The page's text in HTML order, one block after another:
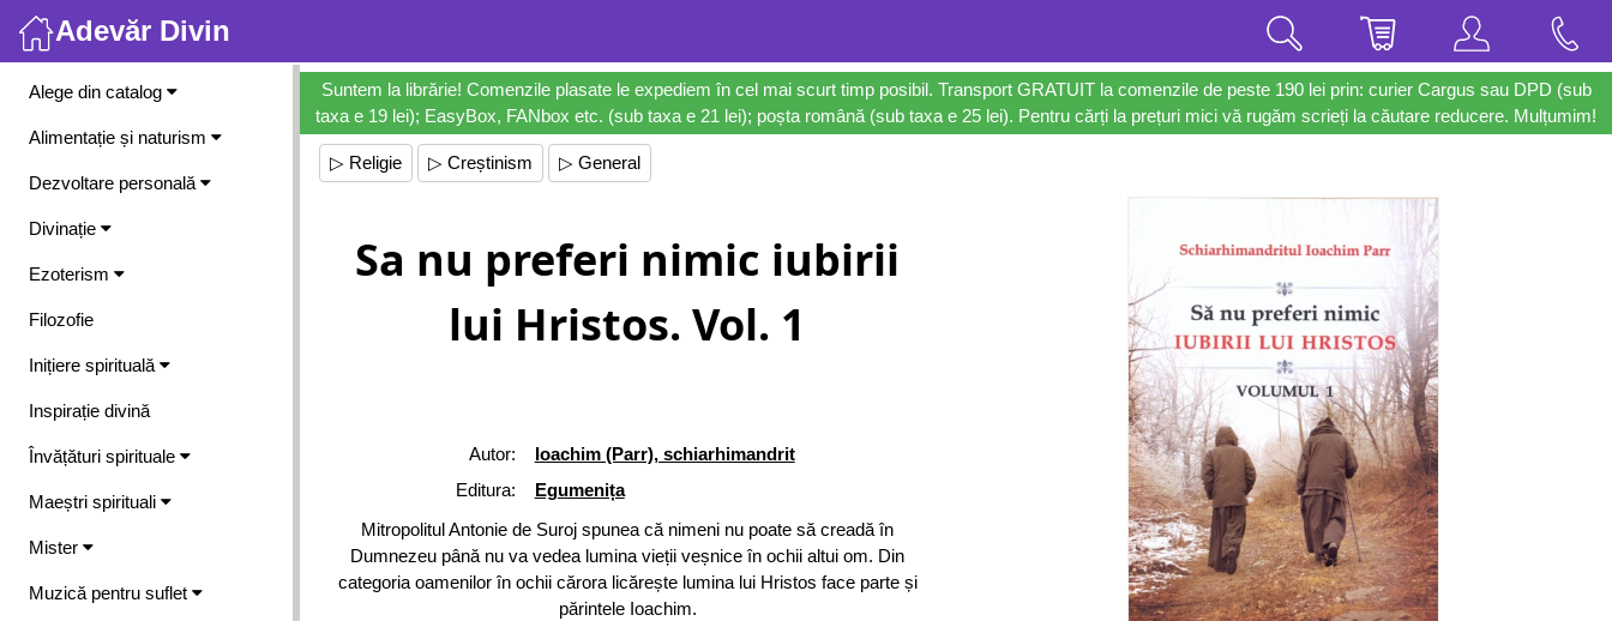
Adevăr Divin
Meniu
Alege din catalog
Alimentație și naturism
Dezvoltare personală
Divinație
Ezoterism
Filozofie
Inițiere spirituală
Inspirație divină
Învățături spirituale
Maeștri spirituali
Mister
Muzică pentru suflet
Suntem la librărie! Comenzile plasate le expediem în cel mai scurt timp posibil. Transport GRATUIT la comenzile de peste 190 lei prin: curier Cargus sau DPD (sub
taxa e 19 lei); EasyBox, FANbox etc. (sub taxa e 21 lei); poșta română (sub taxa e 25 lei). Pentru cărți la prețuri mici vă rugăm scrieți la căutare reducere. Mulțumim!
▷ Religie ▷ Creștinism ▷ General
Sa nu preferi nimic iubirii
lui Hristos. Vol. 1
Autor:
Ioachim (Parr), schiarhimandrit
Editura:
Egumenița
Mitropolitul Antonie de Suroj spunea că nimeni nu poate să creadă în
Dumnezeu până nu va vedea lumina vieții veșnice în ochii altui om. Din
categoria oamenilor în ochii cărora licărește lumina lui Hristos face parte și
părintele Ioachim.